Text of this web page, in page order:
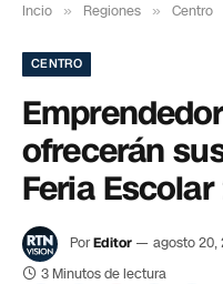
Incio » Regiones » Centro
CENTRO
ofrecerán
Feria
PorEditor agosto 20,
3 Minutos de lectura